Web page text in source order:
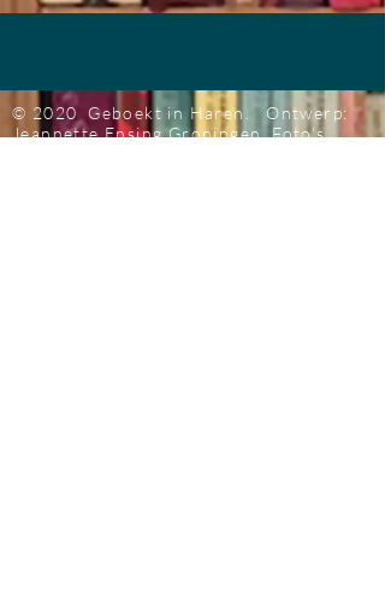
© 2020 Geboekt in Haren.Ontwerp:
Jeannette EnsingGroningenFoto's